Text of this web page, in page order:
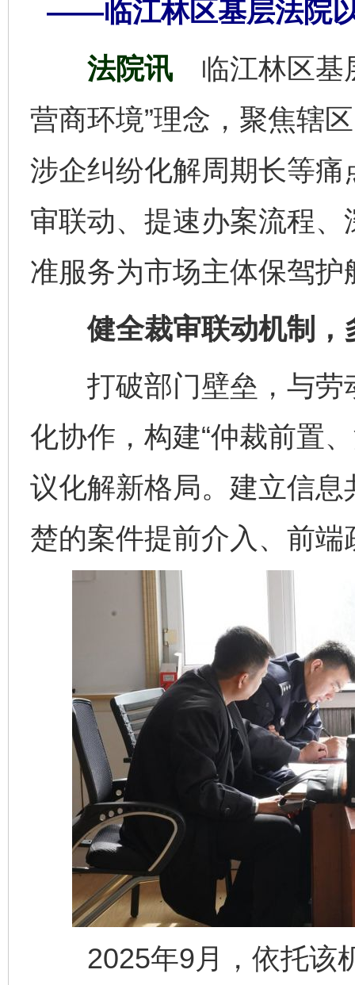
——临江林区基层法院
法院讯 临江林区基
营商环境”理念，聚焦辖
涉企纠纷化解周期长等
审联动、提速办案流程
准服务为市场主体保驾护
健全裁审联动机制，
打破部门壁垒，与劳
化协作，构建“仲裁前置
议化解新格局。建立信
楚的案件提前介入、前端
2025年9月，依托该